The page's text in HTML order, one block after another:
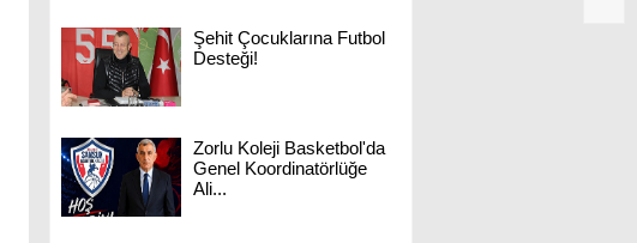
Şehit Çocuklarına Futbol
Desteği!
Zorlu Koleji Basketbol'da
Genel Koordinatörlüğe
Ali...